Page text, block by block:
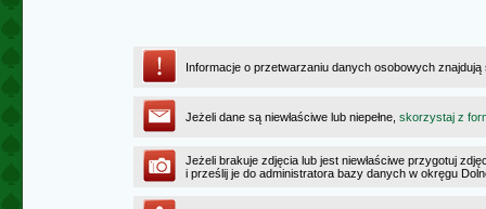
Informacje o przetwarzaniu danych osobowych
Jeżeli dane są niewłaściwe lub niepełne, skorzystaj z
Jeżeli brakuje zdjęcia lub jest niewłaściwe przygotuj
i prześlij je do administratora bazy danych w okręgu